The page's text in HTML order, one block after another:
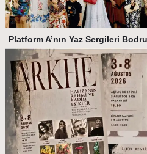
Platform A’nın Yaz Sergileri